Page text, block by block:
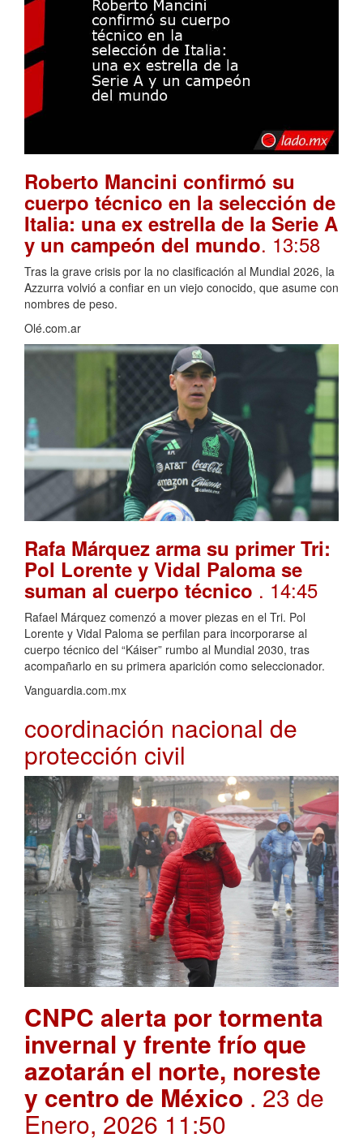
Roberto Mancini confirmó su
cuerpo técnico en la selección de
Italia: una ex estrella de la Serie A
y un campeón del mundo. 13:58
Tras la grave crisis por la no clasificación al Mundial 2026, la
Azzurra volvió a confiar en un viejo conocido, que asume con
nombres de peso.
Olé.com.ar
Rafa Márquez arma su primer Tri:
Pol Lorente y Vidal Paloma se
suman al cuerpo técnico . 14:45
Rafael Márquez comenzó a mover piezas en el Tri. Pol
Lorente y Vidal Paloma se perfilan para incorporarse al
cuerpo técnico del “Káiser” rumbo al Mundial 2030, tras
acompañarlo en su primera aparición como seleccionador.
Vanguardia.com.mx
coordinación nacional de
protección civil
CNPC alerta por tormenta
invernal y frente frío que
azotarán el norte, noreste
y centro de México . 23 de
Enero, 2026 11:50